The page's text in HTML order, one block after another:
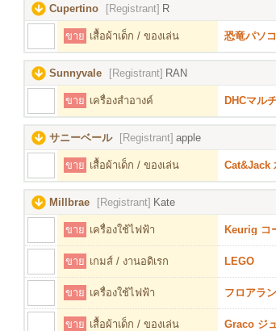
Cupertino [Registrant] R
ขาย เสื้อผ้าเด็ก / ของเล่น 恐竜パソ
Sunnyvale [Registrant] RAN
ขาย เครื่องสำอางค์ DHCマル
サニーベール [Registrant] apple
ขาย เสื้อผ้าเด็ก / ของเล่น Cat&Jack
Millbrae [Registrant] Kate
ขาย เครื่องใช้ไฟฟ้า Keurig コ
ขาย เกมส์ / งานอดิเรก LEGO
ขาย เครื่องใช้ไฟฟ้า フロアラ
ขาย เสื้อผ้าเด็ก / ของเล่น Graco ジ